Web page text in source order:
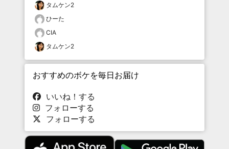
タムケン2
ひーた
CIA
タムケン2
おすすめのボケを毎日お届け
いいね！する
フォローする
フォローする